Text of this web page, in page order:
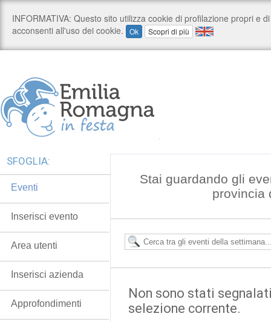
Stai guardando gli
provincia
Non sono stati
selezione corrente.
SFOGLIA:
Eventi
Inserisci evento
Area utenti
Inserisci azienda
Approfondimenti